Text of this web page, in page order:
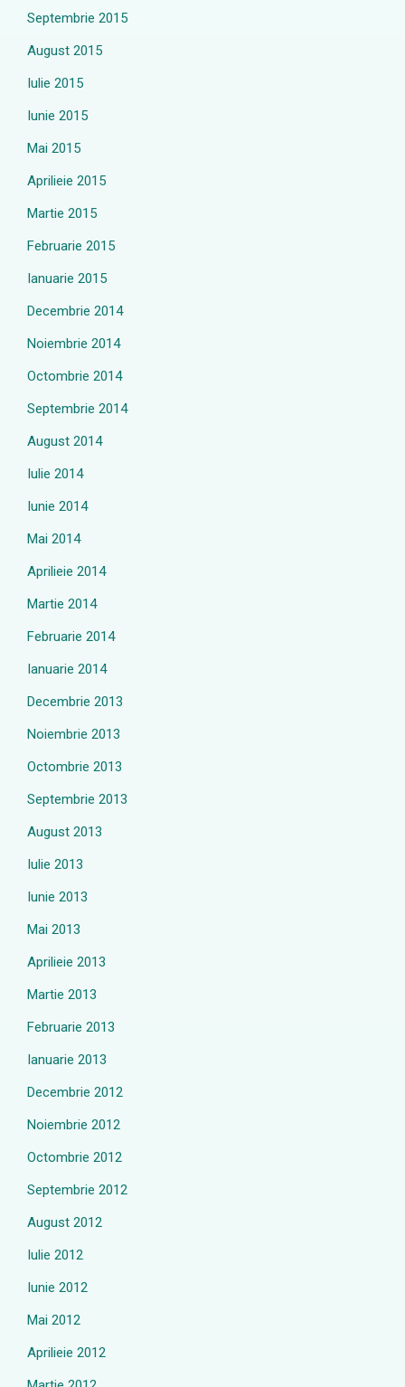
Septembrie 2015
August 2015
Iulie 2015
Iunie 2015
Mai 2015
Aprilieie 2015
Martie 2015
Februarie 2015
Ianuarie 2015
Decembrie 2014
Noiembrie 2014
Octombrie 2014
Septembrie 2014
August 2014
Iulie 2014
Iunie 2014
Mai 2014
Aprilieie 2014
Martie 2014
Februarie 2014
Ianuarie 2014
Decembrie 2013
Noiembrie 2013
Octombrie 2013
Septembrie 2013
August 2013
Iulie 2013
Iunie 2013
Mai 2013
Aprilieie 2013
Martie 2013
Februarie 2013
Ianuarie 2013
Decembrie 2012
Noiembrie 2012
Octombrie 2012
Septembrie 2012
August 2012
Iulie 2012
Iunie 2012
Mai 2012
Aprilieie 2012